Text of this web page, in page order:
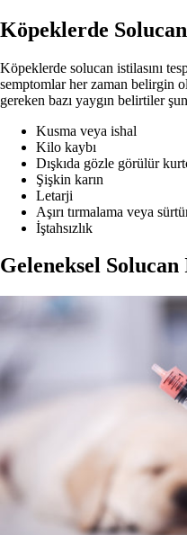
Köpeklerde
Köpeklerde solucan istilasını
semptomlar her zaman belirgin
gereken bazı yaygın belirtiler
Kusma veya ishal
Kilo kaybı
Dışkıda gözle görülür
Şişkin karın
Letarji
Aşırı tırmalama veya
İştahsızlık
Geleneksel